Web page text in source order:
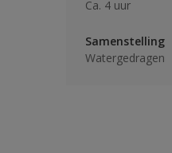
Ca. 4 uur
Samenstelling
Watergedragen